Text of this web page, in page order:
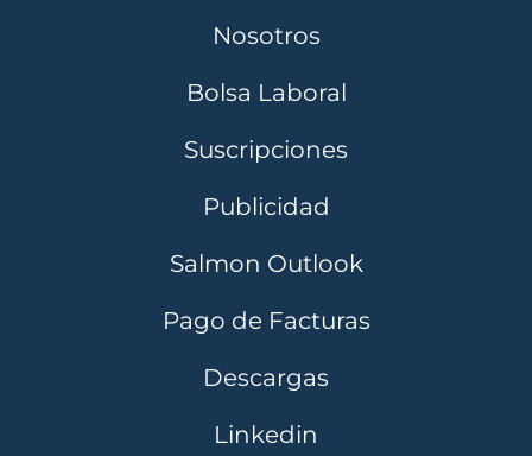
Nosotros
Bolsa Laboral
Suscripciones
Publicidad
Salmon Outlook
Pago de Facturas
Descargas
Linkedin